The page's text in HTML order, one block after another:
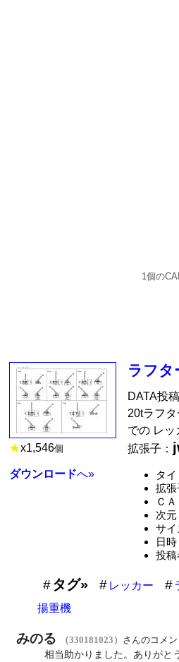
1個の
★x1,546個
ダウンロードへ»
ラフタ
DATA投
20tラフ
での レッ
拡張子：
タ
拡張
Ｃ
次
サイ
日
投稿
タグ» レッカー
揚重機
みのる （330181023） さんのコメン
相当助かりました。ありがと